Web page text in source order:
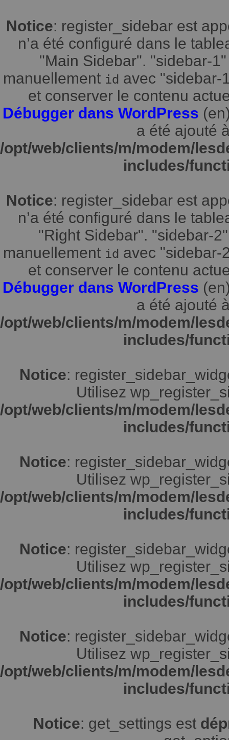
Notice: register_sidebar est
n’a été configuré dans le
"Main Sidebar". "sidebar-
manuellement id avec "sidebar-
et conserver le contenu
Débugger dans WordPress
a été ajouté
/opt/web/clients/m/modem/
includes/
Notice: register_sidebar est
n’a été configuré dans le
"Right Sidebar". "sidebar-
manuellement id avec "sidebar-
et conserver le contenu
Débugger dans WordPress
a été ajouté
/opt/web/clients/m/modem/
includes/
Notice:
Utilisez
/opt/web/clients/m/modem/
includes/
Notice:
Utilisez
/opt/web/clients/m/modem/
includes/
Notice:
Utilisez
/opt/web/clients/m/modem/
includes/
Notice:
Utilisez
/opt/web/clients/m/modem/
includes/
Notice: get_settings est